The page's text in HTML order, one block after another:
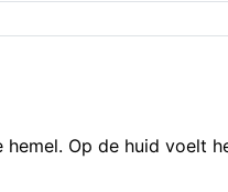
Op de huid voelt